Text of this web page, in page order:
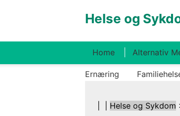
Helse og
Home Alternativ
Ernæring
Helse og Sykdom